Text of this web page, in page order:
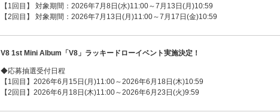
【1回目】 対象期間：2026年7月8日(水)11:00～7月13日(月)10:59
【2回目】 対象期間：2026年7月13日(月)11:00～7月17日(金)10:59
V8 1st Mini Album「V8」ラッキードローイベント実施決定！
◆応募抽選受付日程
【1回目】2026年6月15日(月)11:00～2026年6月18日(木)10:59
【2回目】2026年6月18日(木)11:00～2026年6月23日(火)9:59